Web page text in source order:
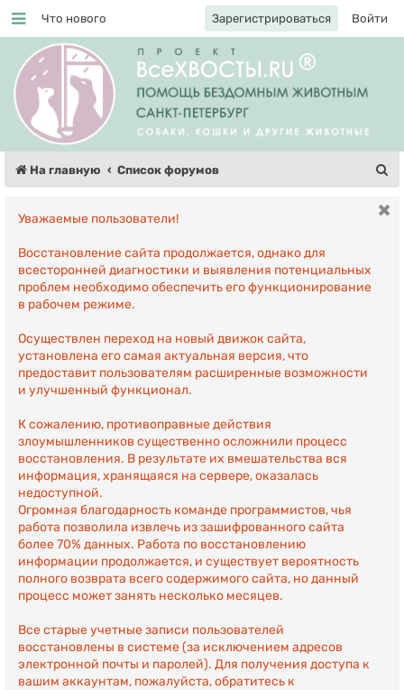
Что нового Войти
Зарегистрироваться
Регистрация
На главную Список форумов
Уважаемые пользователи!
Восстановление сайта продолжается, однако для
всесторонней диагностики и выявления потенциальных
проблем необходимо обеспечить его функционирование
в рабочем режиме.
Осуществлен переход на новый движок сайта,
установлена его самая актуальная версия, что
предоставит пользователям расширенные возможности
и улучшенный функционал.
К сожалению, противоправные действия
злоумышленников существенно осложнили процесс
восстановления. В результате их вмешательства вся
информация, хранящаяся на сервере, оказалась
недоступной.
Огромная благодарность команде программистов, чья
работа позволила извлечь из зашифрованного сайта
более 70% данных. Работа по восстановлению
информации продолжается, и существует вероятность
полного возврата всего содержимого сайта, но данный
процесс может занять несколько месяцев.
Все старые учетные записи пользователей
восстановлены в системе (за исключением адресов
электронной почты и паролей). Для получения доступа к
вашим аккаунтам, пожалуйста, обратитесь к